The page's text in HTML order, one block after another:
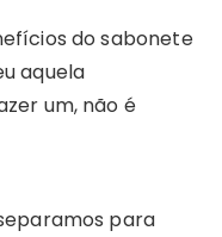
do sabonete
aquela
um, não é
para